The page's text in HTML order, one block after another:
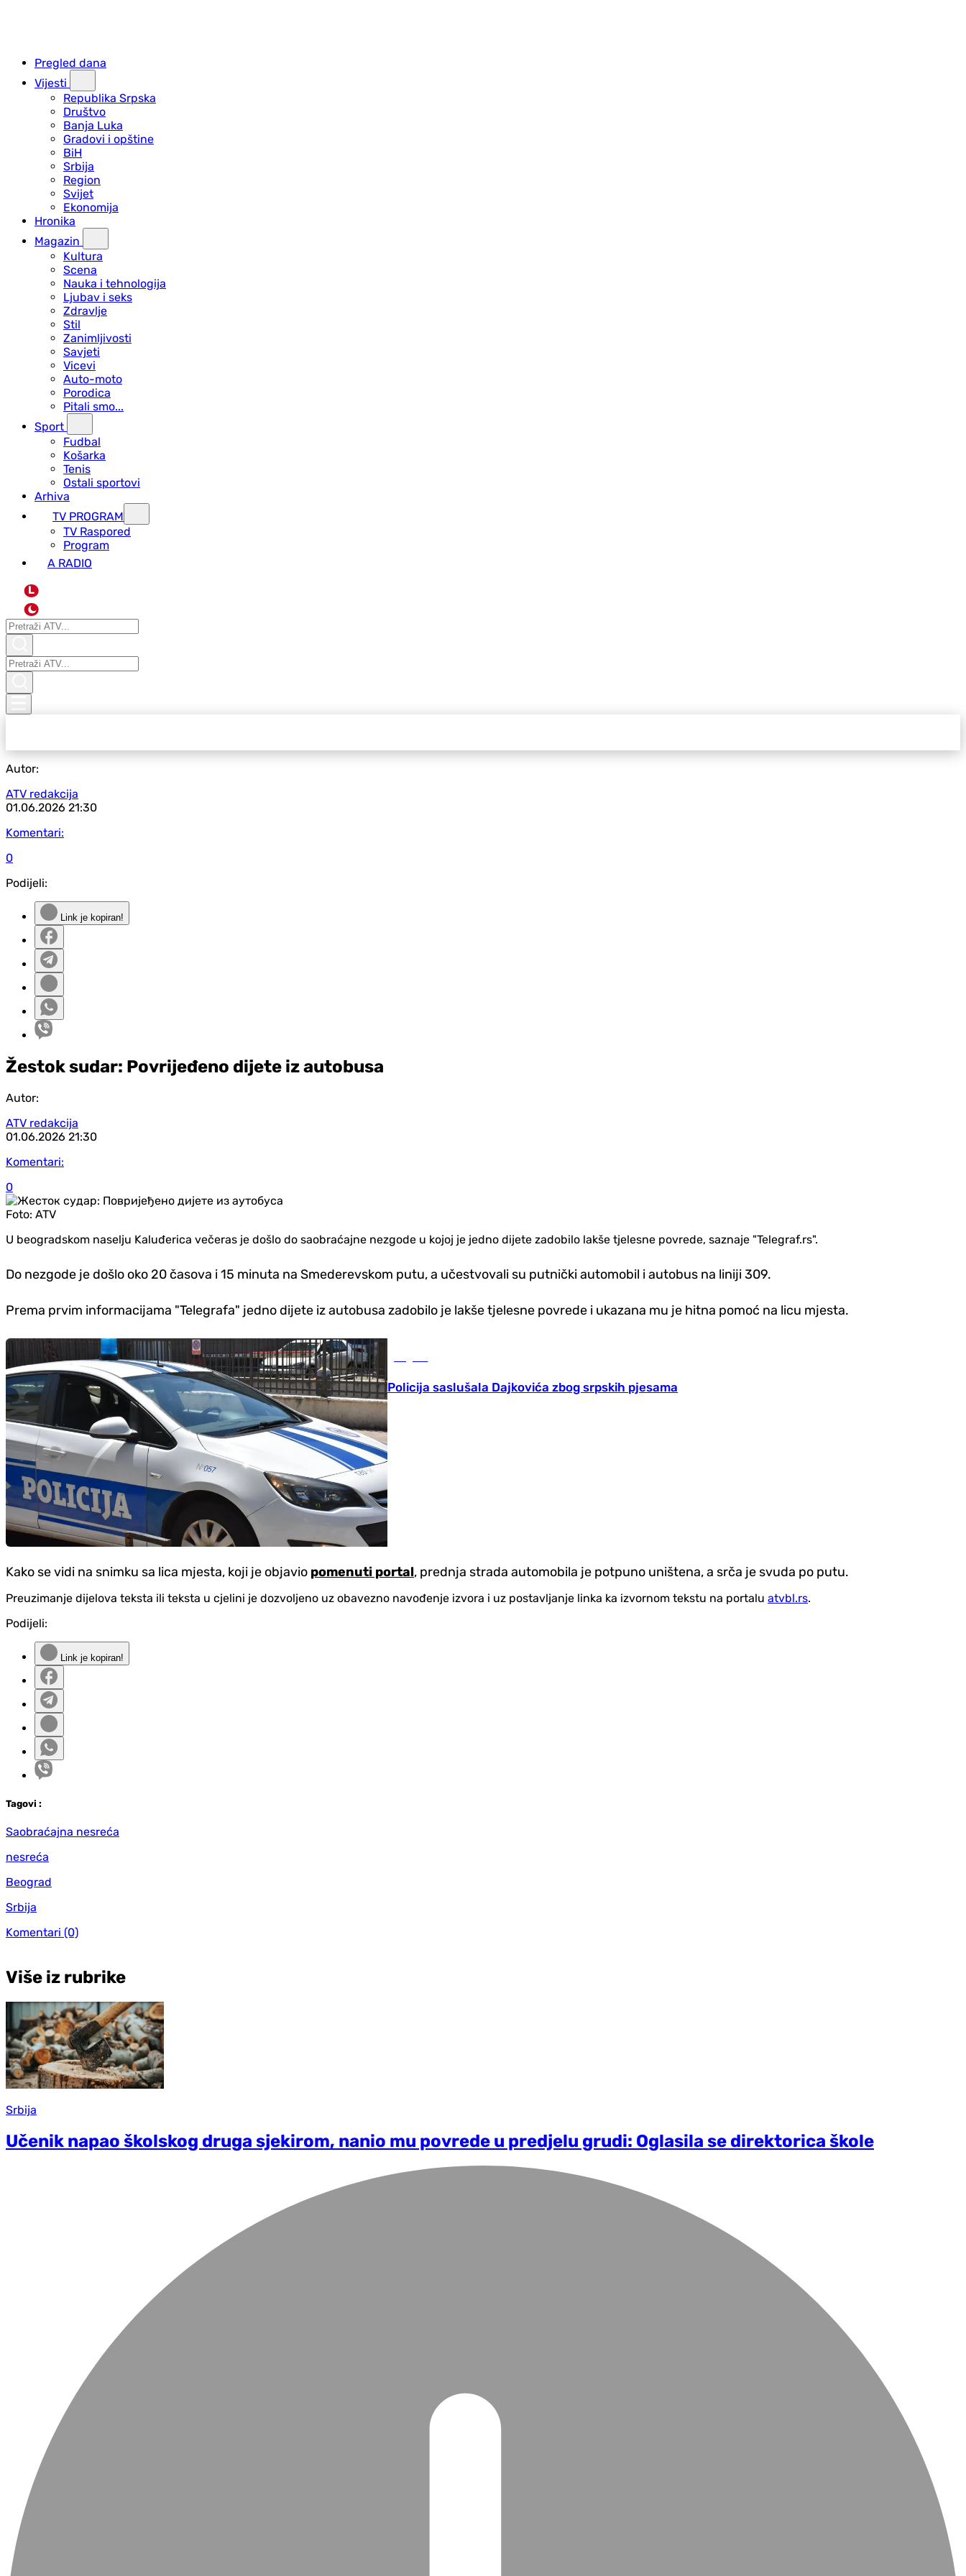
Pregled dana
Vijesti
Republika Srpska
Društvo
Banja Luka
Gradovi i opštine
BiH
Srbija
Region
Svijet
Ekonomija
Hronika
Magazin
Kultura
Scena
Nauka i tehnologija
Ljubav i seks
Zdravlje
Stil
Zanimljivosti
Savjeti
Vicevi
Auto-moto
Porodica
Pitali smo...
Sport
Fudbal
Košarka
Tenis
Ostali sportovi
Arhiva
TV PROGRAM
ТV Raspored
Program
A RADIO
L
Autor:
ATV redakcija
01.06.2026 21:30
Komentari:
0
Podijeli:
Link je kopiran!
Žestok sudar: Povrijeđeno dijete iz autobusa
Autor:
ATV redakcija
01.06.2026 21:30
Komentari:
0
Foto: ATV
U beogradskom naselju Kaluđerica večeras je došlo do saobraćajne nezgode u kojoj je jedno dijete zadobilo lakše tjelesne povrede, saznaje "Telegraf.rs".
Do nezgode je došlo oko 20 časova i 15 minuta na Smederevskom putu, a učestvovali su putnički automobil i autobus na liniji 309.
Prema prvim informacijama "Telegrafa" jedno dijete iz autobusa zadobilo je lakše tjelesne povrede i ukazana mu je hitna pomoć na licu mjesta.
Policija saslušala Dajkovića zbog srpskih pjesama
Kako se vidi na snimku sa lica mjesta, koji je objavio pomenuti portal, prednja strada automobila je potpuno uništena, a srča je svuda po putu.
Preuzimanje dijelova teksta ili teksta u cjelini je dozvoljeno uz obavezno navođenje izvora i uz postavljanje linka ka izvornom tekstu na portalu atvbl.rs.
Podijeli:
Link je kopiran!
Tagovi :
Saobraćajna nesreća
nesreća
Beograd
Srbija
Komentari (0)
Više iz rubrike
Srbija
Učenik napao školskog druga sjekirom, nanio mu povrede u predjelu grudi: Oglasila se direktorica škole